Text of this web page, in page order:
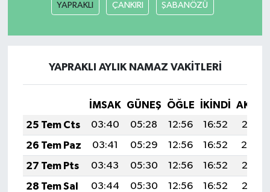
YAPRAKLI ÇANKIRI ŞABANÖZÜ
YAPRAKLI AYLIK NAMAZ VAKITLERI
İMSAK GÜNEŞ ÖĞLE İKINDI
25 Tem Cts
03:40 05:28 12:56 16:52
20:15
26 Tem Paz
03:41 05:29 12:56 16:52
20:14
27 Tem Pts
03:43 05:30 12:56 16:52
20:13
28 Tem Sal
03:44 05:30 12:56 16:52
20:13